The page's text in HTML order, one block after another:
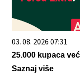
03. 08. 2026 07:31
25.000 kupaca
Saznaj više